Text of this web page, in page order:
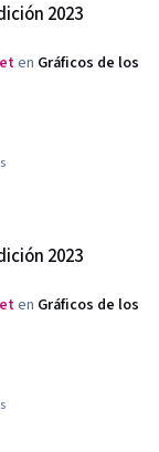
2023
en Gráficos de los
2023
en Gráficos de los